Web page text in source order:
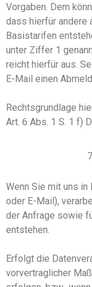
Vorgaben. Dem
dass hierfür andere
Basistarifen
unter Ziffer 1
reicht hierfür aus.
E-Mail einen
Rechtsgrundlage
Art. 6 Abs. 1 S. 1 f)
Wenn Sie mit uns in
oder E-Mail),
der Anfrage sowie
entstehen.
Erfolgt die
vorvertraglicher